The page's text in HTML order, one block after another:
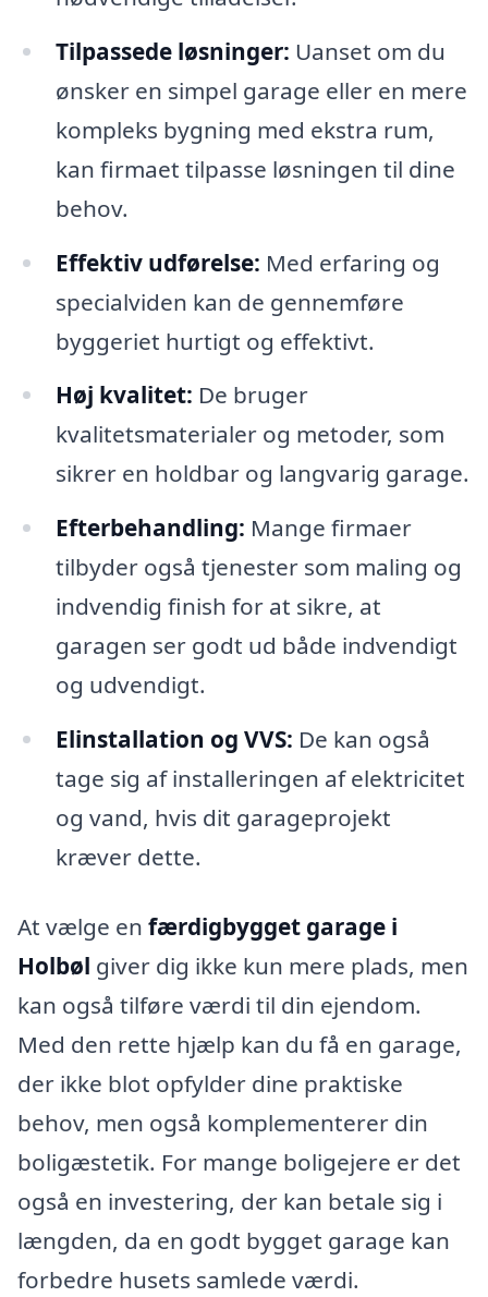
Tilpassede løsninger: Uanset om du
ønsker en simpel garage eller en mere
kompleks bygning med ekstra rum,
kan firmaet tilpasse løsningen til dine
behov.
Effektiv udførelse: Med erfaring og
specialviden kan de gennemføre
byggeriet hurtigt og effektivt.
Høj kvalitet: De bruger
kvalitetsmaterialer og metoder, som
sikrer en holdbar og langvarig garage.
Efterbehandling: Mange firmaer
tilbyder også tjenester som maling og
indvendig finish for at sikre, at
garagen ser godt ud både indvendigt
og udvendigt.
Elinstallation og VVS: De kan også
tage sig af installeringen af elektricitet
og vand, hvis dit garageprojekt
kræver dette.
At vælge en færdigbygget garage i
Holbøl giver dig ikke kun mere plads, men
kan også tilføre værdi til din ejendom.
Med den rette hjælp kan du få en garage,
der ikke blot opfylder dine praktiske
behov, men også komplementerer din
boligæstetik. For mange boligejere er det
også en investering, der kan betale sig i
længden, da en godt bygget garage kan
forbedre husets samlede værdi.